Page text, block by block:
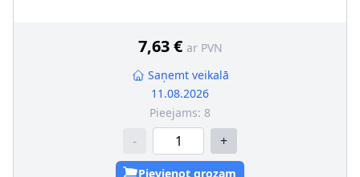
7,63 € ar PVN
Saņemt veikalā
11.08.2026
Pieejams: 8
- +
Pievienot grozam